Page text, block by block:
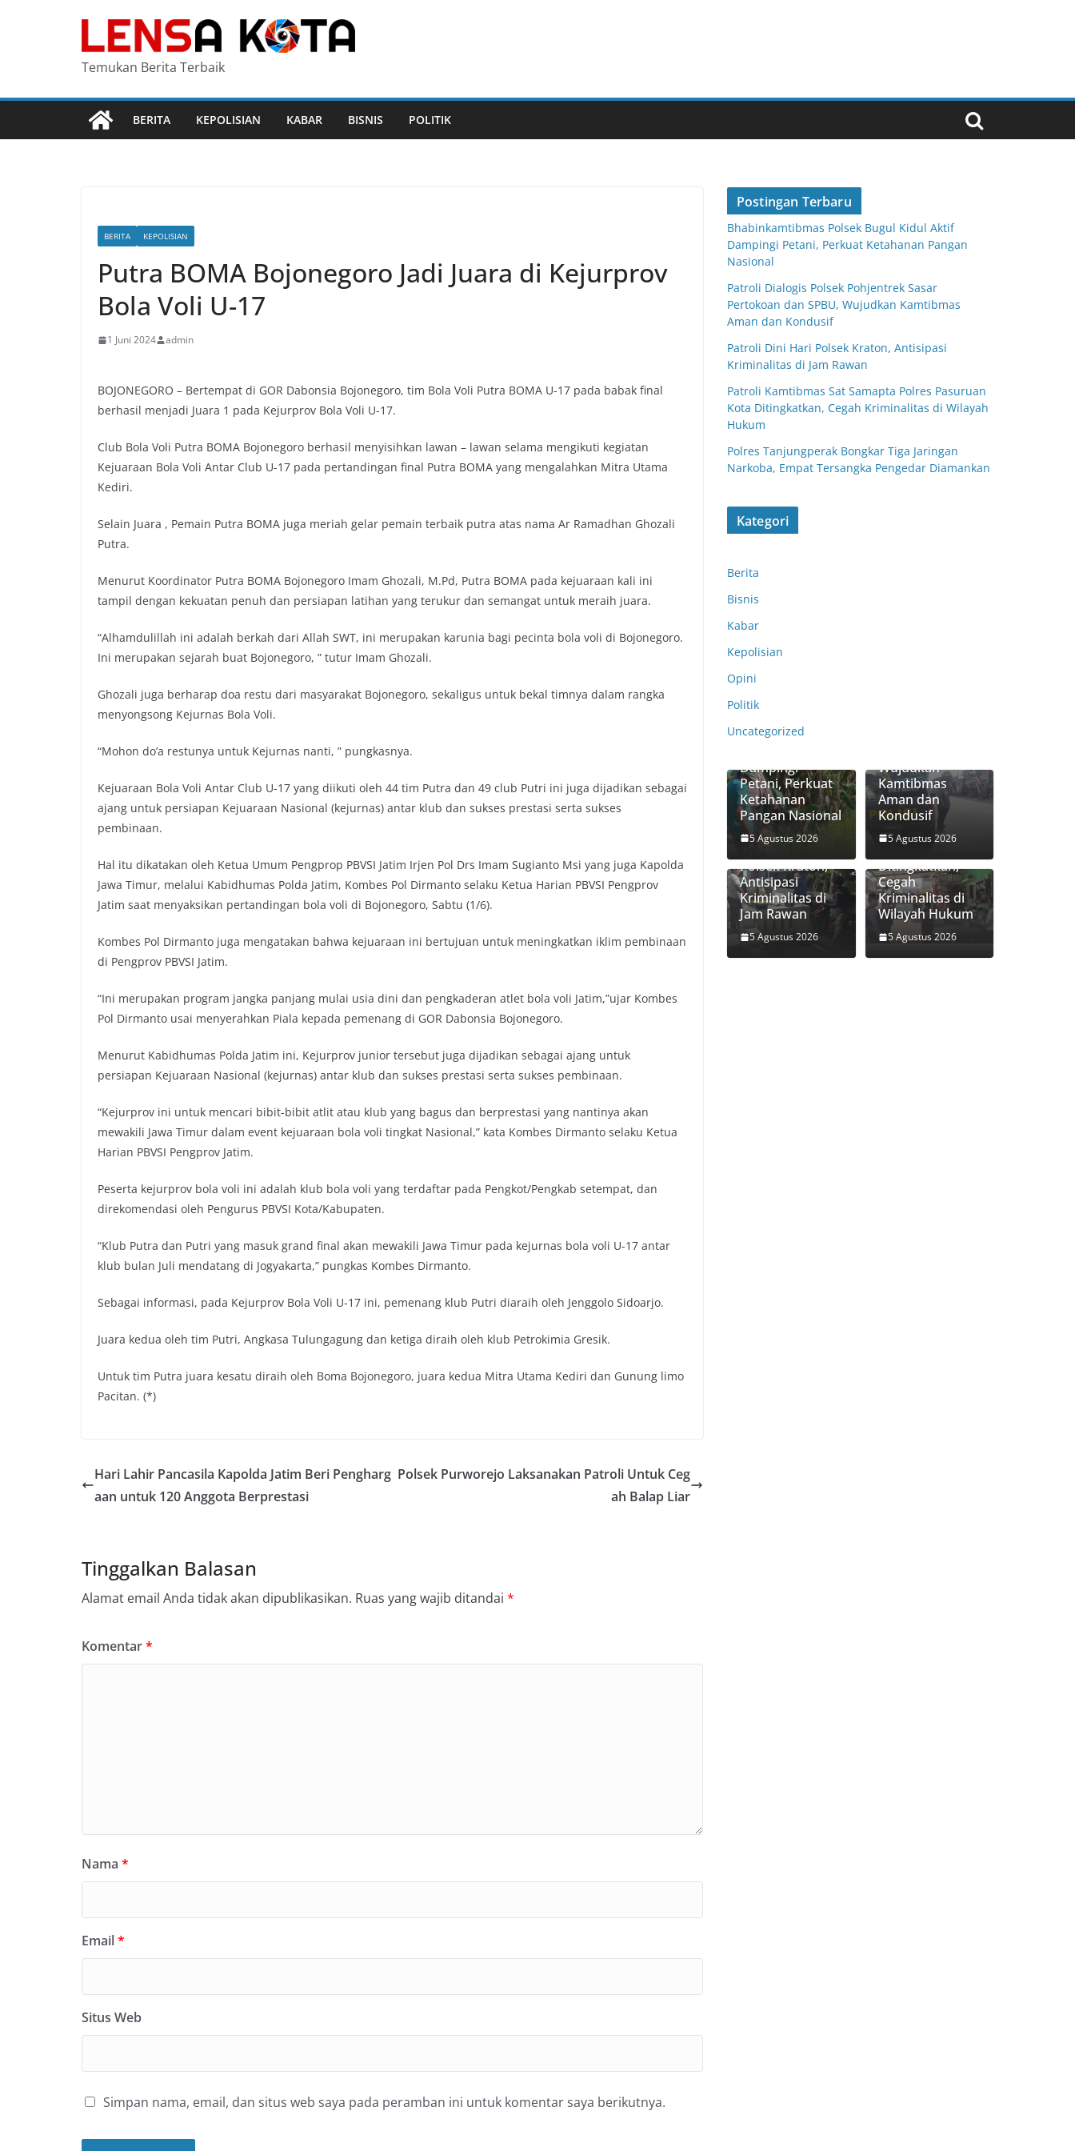
Temukan Berita Terbaik
BERITA KEPOLISIAN KABAR BISNIS POLITIK
BERITA KEPOLISIAN
Putra BOMA Bojonegoro Jadi Juara di Kejurprov
Bola Voli U-17
1 Juni 2024 admin
BOJONEGORO – Bertempat di GOR Dabonsia Bojonegoro, tim Bola Voli Putra BOMA U-17 pada babak final
berhasil menjadi Juara 1 pada Kejurprov Bola Voli U-17.
Club Bola Voli Putra BOMA Bojonegoro berhasil menyisihkan lawan – lawan selama mengikuti kegiatan
Kejuaraan Bola Voli Antar Club U-17 pada pertandingan final Putra BOMA yang mengalahkan Mitra Utama
Kediri.
Selain Juara , Pemain Putra BOMA juga meriah gelar pemain terbaik putra atas nama Ar Ramadhan Ghozali
Putra.
Menurut Koordinator Putra BOMA Bojonegoro Imam Ghozali, M.Pd, Putra BOMA pada kejuaraan kali ini
tampil dengan kekuatan penuh dan persiapan latihan yang terukur dan semangat untuk meraih juara.
“Alhamdulillah ini adalah berkah dari Allah SWT, ini merupakan karunia bagi pecinta bola voli di Bojonegoro.
Ini merupakan sejarah buat Bojonegoro, ” tutur Imam Ghozali.
Ghozali juga berharap doa restu dari masyarakat Bojonegoro, sekaligus untuk bekal timnya dalam rangka
menyongsong Kejurnas Bola Voli.
“Mohon do’a restunya untuk Kejurnas nanti, ” pungkasnya.
Kejuaraan Bola Voli Antar Club U-17 yang diikuti oleh 44 tim Putra dan 49 club Putri ini juga dijadikan sebagai
ajang untuk persiapan Kejuaraan Nasional (kejurnas) antar klub dan sukses prestasi serta sukses
pembinaan.
Hal itu dikatakan oleh Ketua Umum Pengprop PBVSI Jatim Irjen Pol Drs Imam Sugianto Msi yang juga Kapolda
Jawa Timur, melalui Kabidhumas Polda Jatim, Kombes Pol Dirmanto selaku Ketua Harian PBVSI Pengprov
Jatim saat menyaksikan pertandingan bola voli di Bojonegoro, Sabtu (1/6).
Kombes Pol Dirmanto juga mengatakan bahwa kejuaraan ini bertujuan untuk meningkatkan iklim pembinaan
di Pengprov PBVSI Jatim.
“Ini merupakan program jangka panjang mulai usia dini dan pengkaderan atlet bola voli Jatim,”ujar Kombes
Pol Dirmanto usai menyerahkan Piala kepada pemenang di GOR Dabonsia Bojonegoro.
Menurut Kabidhumas Polda Jatim ini, Kejurprov junior tersebut juga dijadikan sebagai ajang untuk
persiapan Kejuaraan Nasional (kejurnas) antar klub dan sukses prestasi serta sukses pembinaan.
“Kejurprov ini untuk mencari bibit-bibit atlit atau klub yang bagus dan berprestasi yang nantinya akan
mewakili Jawa Timur dalam event kejuaraan bola voli tingkat Nasional,” kata Kombes Dirmanto selaku Ketua
Harian PBVSI Pengprov Jatim.
Peserta kejurprov bola voli ini adalah klub bola voli yang terdaftar pada Pengkot/Pengkab setempat, dan
direkomendasi oleh Pengurus PBVSI Kota/Kabupaten.
“Klub Putra dan Putri yang masuk grand final akan mewakili Jawa Timur pada kejurnas bola voli U-17 antar
klub bulan Juli mendatang di Jogyakarta,” pungkas Kombes Dirmanto.
Sebagai informasi, pada Kejurprov Bola Voli U-17 ini, pemenang klub Putri diaraih oleh Jenggolo Sidoarjo.
Juara kedua oleh tim Putri, Angkasa Tulungagung dan ketiga diraih oleh klub Petrokimia Gresik.
Untuk tim Putra juara kesatu diraih oleh Boma Bojonegoro, juara kedua Mitra Utama Kediri dan Gunung limo
Pacitan. (*)
Hari Lahir Pancasila Kapolda Jatim Beri Pengharg
aan untuk 120 Anggota Berprestasi
Polsek Purworejo Laksanakan Patroli Untuk Ceg
ah Balap Liar
Tinggalkan Balasan
Alamat email Anda tidak akan dipublikasikan. Ruas yang wajib ditandai *
Komentar*
Nama *
Email*
Situs Web
Simpan nama, email, dan situs web saya pada peramban ini untuk komentar saya berikutnya.
Postingan Terbaru
Bhabinkamtibmas Polsek Bugul Kidul Aktif
Dampingi Petani, Perkuat Ketahanan Pangan
Nasional
Patroli Dialogis Polsek Pohjentrek Sasar
Pertokoan dan SPBU, Wujudkan Kamtibmas
Aman dan Kondusif
Patroli Dini Hari Polsek Kraton, Antisipasi
Kriminalitas di Jam Rawan
Patroli Kamtibmas Sat Samapta Polres Pasuruan
Kota Ditingkatkan, Cegah Kriminalitas di Wilayah
Hukum
Polres Tanjungperak Bongkar Tiga Jaringan
Narkoba, Empat Tersangka Pengedar Diamankan
Kategori
Berita
Bisnis
Kabar
Kepolisian
Opini
Politik
Uncategorized
as Polsek Bugul
Dampingi
Petani, Perkuat
Ketahanan
Pangan Nasional
5 Agustus 2026
Wujudkan
Kamtibmas
Aman dan
Kondusif
5 Agustus 2026
Patroli Dini Hari
Polsek Kraton,
Antisipasi
Kriminalitas di
Jam Rawan
5 Agustus 2026
Patroli
Kamtibmas Sat
Samapta Polres
Pasuruan Kota
Ditingkatkan,
Cegah
Kriminalitas di
Wilayah Hukum
5 Agustus 2026